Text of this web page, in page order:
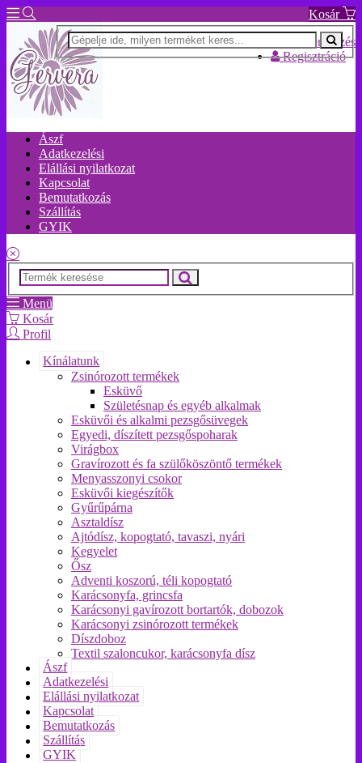
Kosár
Bejelentkezés
Regisztráció
Ászf
Adatkezelési
Elállási nyilatkozat
Kapcsolat
Bemutatkozás
Szállítás
GYIK
Menü
Kosár
Profil
Kínálatunk
Zsinórozott termékek
Esküvő
Születésnap és egyéb alkalmak
Esküvői és alkalmi pezsgősüvegek
Egyedi, díszített pezsgőspoharak
Virágbox
Gravírozott és fa szülőköszöntő termékek
Menyasszonyi csokor
Esküvői kiegészítők
Gyűrűpárna
Asztaldísz
Ajtódísz, kopogtató, tavaszi, nyári
Kegyelet
Ősz
Adventi koszorú, téli kopogtató
Karácsonyfa, grincsfa
Karácsonyi gavírozott bortartók, dobozok
Karácsonyi zsinórozott termékek
Díszdoboz
Textil szaloncukor, karácsonyfa dísz
Ászf
Adatkezelési
Elállási nyilatkozat
Kapcsolat
Bemutatkozás
Szállítás
GYIK